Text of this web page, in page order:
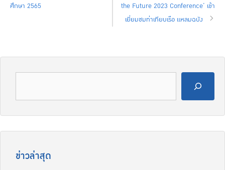
ศึกษา 2565
the Future 2023 Conference’ เข้า
เยี่ยมชมท่าเทียบเรือ แหลมฉบัง
ข่าวล่าสุด